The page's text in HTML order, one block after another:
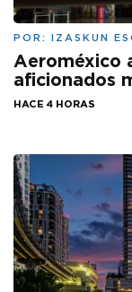
POR: IZASKUN
Aeroméxico
aficionados
HACE 4 HORAS